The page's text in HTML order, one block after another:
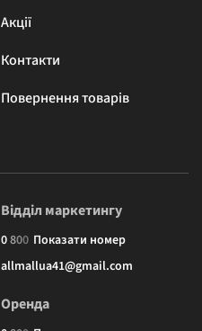
Акції
Контакти
Повернення товарів
Відділ маркетингу
0800 Показати номер
allmallua41@gmail.com
Оренда